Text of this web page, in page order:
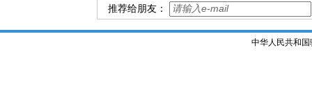
推荐给朋友：
中华人民共和